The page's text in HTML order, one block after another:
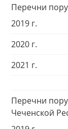
Перечни
2019 г.
2020 г.
2021 г.
Перечни
Чеченской